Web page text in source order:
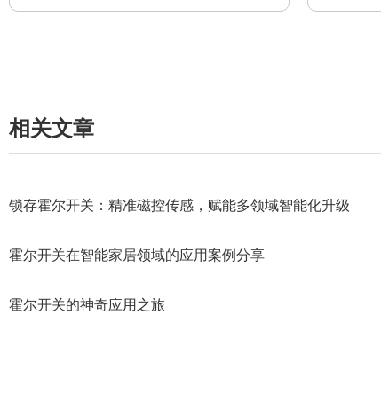
相关文章
锁存霍尔开关：精准磁控传感，赋能多领域智能化升级
霍尔开关在智能家居领域的应用案例分享
霍尔开关的神奇应用之旅